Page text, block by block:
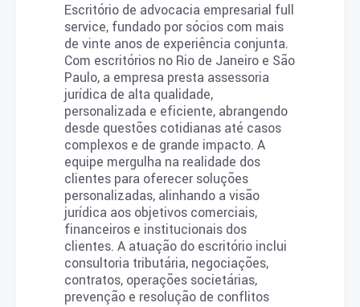
Escritório de advocacia empresarial full
service, fundado por sócios com mais
de vinte anos de experiência conjunta.
Com escritórios no Rio de Janeiro e São
Paulo, a empresa presta assessoria
jurídica de alta qualidade,
personalizada e eficiente, abrangendo
desde questões cotidianas até casos
complexos e de grande impacto. A
equipe mergulha na realidade dos
clientes para oferecer soluções
personalizadas, alinhando a visão
jurídica aos objetivos comerciais,
financeiros e institucionais dos
clientes. A atuação do escritório inclui
consultoria tributária, negociações,
contratos, operações societárias,
prevenção e resolução de conflitos